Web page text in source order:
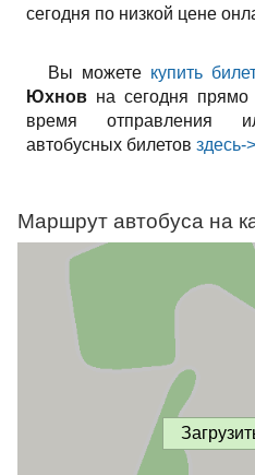
сегодня по низкой цене
Вы можете купить
Юхнов на сегодня
время отправления
автобусных билетов здесь->
Маршрут автобуса на